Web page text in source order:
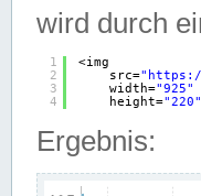
wird durch
1
2
3
4
<img
src=" https://
width="925"
height="220"
Ergebnis: